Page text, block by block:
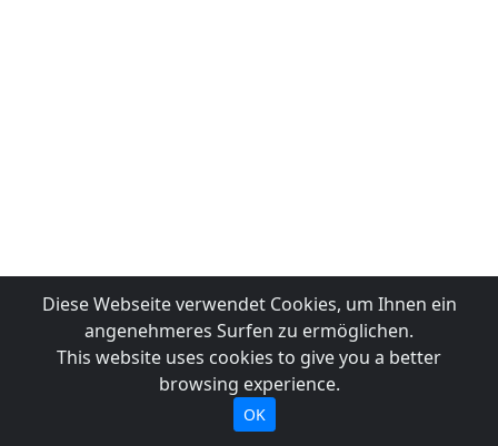
Diese Webseite verwendet Cookies, um Ihnen ein
angenehmeres Surfen zu ermöglichen.
This website uses cookies to give you a better
browsing experience.
OK